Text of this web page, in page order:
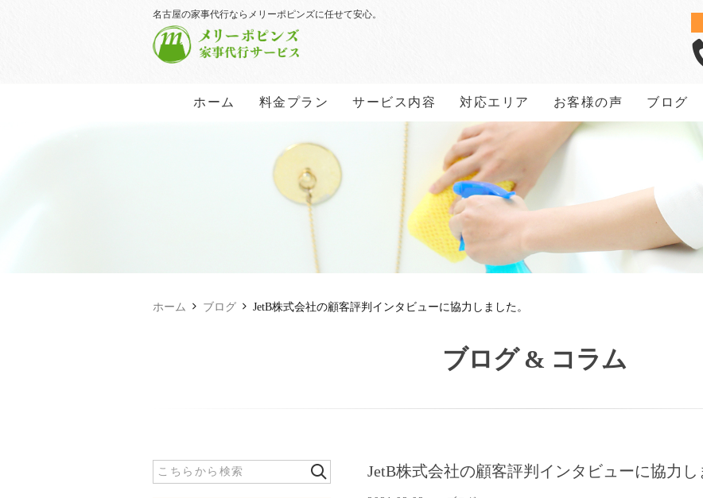
名古屋の家事代行ならメリーポピンズに任せて安心。
ホーム 料金プラン サービス内容 対応エリア お客様の声 ブログ
ホーム ブログ JetB株式会社の顧客評判インタビューに協力しました。
ブログ & コラム
JetB株式会社の顧客評判インタビューに協力し